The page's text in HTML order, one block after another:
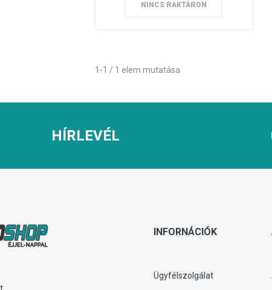
NINCS RAKTÁRON
1-1 / 1 elem mutatása
HÍRLEVÉL
INFORNÁCIÓK
Ügyfélszolgálat